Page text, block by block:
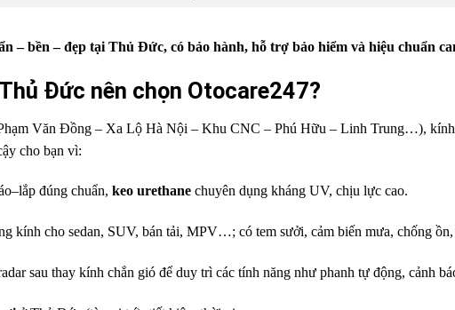
– bền – đẹp tại Thủ Đức, có bảo hành, hỗ trợ bảo hiểm và hiệu chuẩn
Đức nên chọn Otocare247?
Văn Đồng – Xa Lộ Hà Nội – Khu CNC – Phú Hữu – Linh Trung…), kính
cho bạn vì:
đúng chuẩn, keo urethanechuyên dụng kháng UV, chịu lực cao.
kính cho sedan, SUV, bán tải, MPV…; có tem sưởi, cảm biến mưa, chống ồn,
sau thay kính chắn gió để duy trì các tính năng như phanh tự động, cảnh